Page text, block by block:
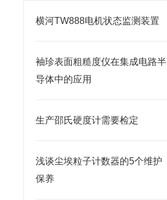
横河TW888电机状态监测装置
袖珍表面粗糙度仪在集成电路半
导体中的应用
生产邵氏硬度计需要检定
浅谈尘埃粒子计数器的5个维护
保养